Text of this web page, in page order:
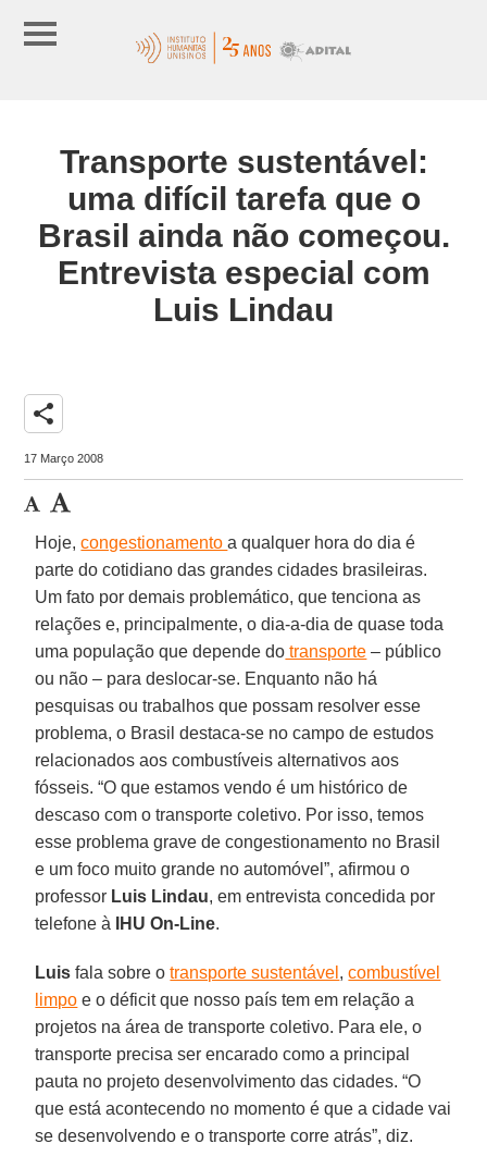
Transporte sustentável:
uma difícil tarefa que o
Brasil ainda não começou.
Entrevista especial com
Luis Lindau
share
17 Março 2008
Hoje,congestionamentoa qualquer hora do dia é
parte do cotidiano das grandes cidades brasileiras.
Um fato por demais problemático, que tenciona as
relações e, principalmente, o dia-a-dia de quase toda
uma população que depende do transporte – público
ou não – para deslocar-se. Enquanto não há
pesquisas ou trabalhos que possam resolver esse
problema, o Brasil destaca-se no campo de estudos
relacionados aos combustíveis alternativos aos
fósseis. “O que estamos vendo é um histórico de
descaso com o transporte coletivo. Por isso, temos
esse problema grave de congestionamento no Brasil
e um foco muito grande no automóvel”, afirmou o
professor Luis Lindau, em entrevista concedida por
telefone à
IHU On-Line.
Luis fala sobre otransporte sustentável ,combustível
limpo e o déficit que nosso país tem em relação a
projetos na área de transporte coletivo. Para ele, o
transporte precisa ser encarado como a principal
pauta no projeto desenvolvimento das cidades. “O
que está acontecendo no momento é que a cidade vai
se desenvolvendo e o transporte corre atrás”, diz.